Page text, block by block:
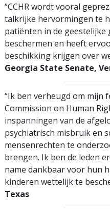
“CCHR wordt vooral
talkrijke hervormingen te
patiënten in de geestelijke
beschermen en heeft
beschikking krijgen over
Georgia State Senate,
“Ik ben verheugd om mijn
Commission on Human
inspanningen van de
psychiatrisch misbruik en
mensenrechten te
brengen. Ik ben de leden
name dankbaar voor hun
kinderen wettelijk te
Texas